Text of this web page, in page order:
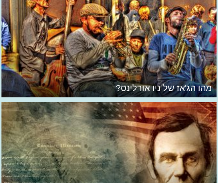
מהו הג'אז של ניו אורלינס?